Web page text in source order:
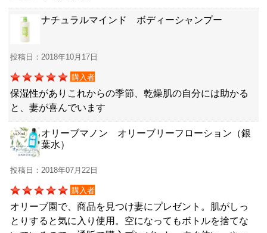
ナチュラルマインド ボディーシャンプー
投稿日：2018年10月17日
購入者
保湿性がありこれからの季節、乾燥肌の自分には助かる
と、妻が喜んでいます
オリーブマノン オリーブリーフローション（銀
葉水）
投稿日：2018年07月22日
購入者
オリーブ園で、商品を見つけ妻にプレゼント。肌がしっ
とりすると気に入り使用。空になってもボトルを捨てな